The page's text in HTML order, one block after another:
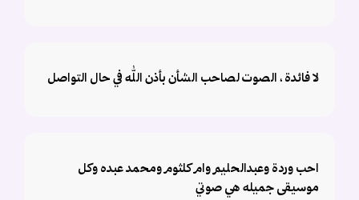
لا فائدة ، الصوت لصاحب الشأن بأذن الله في حال التواصل
احب وردة وعبدالحليم وام كلثوم ومحمد عبده وكل
موسيقى جميله هي صوتي